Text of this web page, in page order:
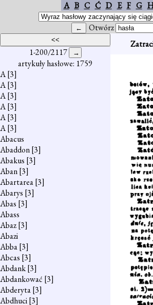
A B C Ć D E F G
Otwórz
1-200/2117
artykuły hasłowe: 1759
A[3]
A[3]
A[3]
A[3]
A[3]
A[3]
Abacus
Abaddon[3]
Abakus [3]
Aban[3]
Abartarea[3]
Abarys [3]
Abas [3]
Abass
Abaz[3]
Abazi
Abba[3]
Abcas [3]
Abdank[3]
Abdankować [3]
Abderyta[3]
Abdhuci[3]